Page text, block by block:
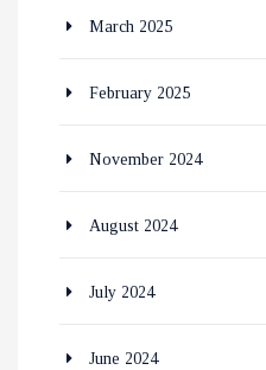
March 2025
February 2025
November 2024
August 2024
July 2024
June 2024